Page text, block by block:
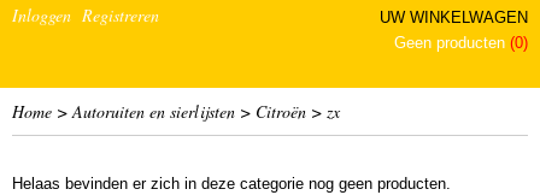
Inloggen Registreren
UW WINKELWAGEN
Geen producten (0)
Home >Autoruiten en sierlijsten > Citroën > zx
Helaas bevinden er zich in deze categorie nog geen producten.